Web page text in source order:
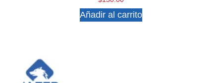
Añadir al carrito